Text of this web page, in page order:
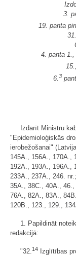
3.
19. panta
4. panta
6. 3
Izdarīt Ministru
"Epidemioloģiskās
ierobežošanai"
145A., 156A., 170A.,
192A., 193A., 196A.,
233A., 237A., 246.
35A., 38C., 40A.,
76A., 82A., 83A.,
120B., 123., 129.,
1. Papildināt
redakcijā:
"32.14
Izglītības